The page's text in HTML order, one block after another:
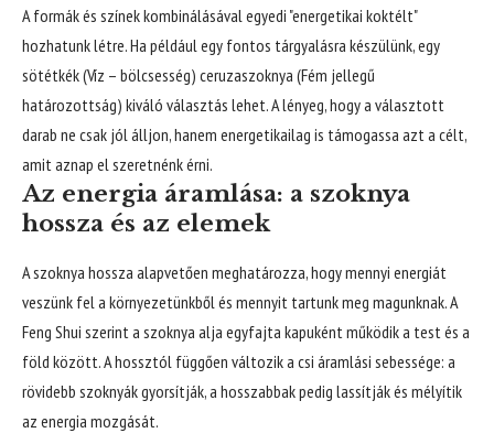
A formák és színek kombinálásával egyedi "energetikai koktélt"
hozhatunk létre. Ha például egy fontos tárgyalásra készülünk, egy
sötétkék (Víz – bölcsesség) ceruzaszoknya (Fém jellegű
határozottság) kiváló választás lehet. A lényeg, hogy a választott
darab ne csak jól álljon, hanem energetikailag is támogassa azt a célt,
amit aznap el szeretnénk érni.
Az energia áramlása: a szoknya
hossza és az elemek
A szoknya hossza alapvetően meghatározza, hogy mennyi energiát
veszünk fel a környezetünkből és mennyit tartunk meg magunknak. A
Feng Shui szerint a szoknya alja egyfajta kapuként működik a test és a
föld között. A hossztól függően változik a csi áramlási sebessége: a
rövidebb szoknyák gyorsítják, a hosszabbak pedig lassítják és mélyítik
az energia mozgását.